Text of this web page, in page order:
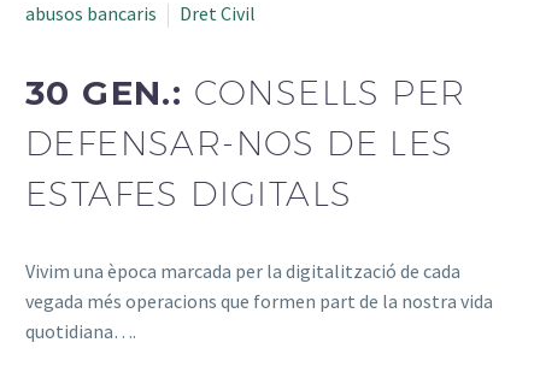
abusos bancaris
Dret Civil
30 GEN.: CONSELLS PER
DEFENSAR-NOS DE LES
ESTAFES DIGITALS
Vivim una època marcada per la digitalització de cada
vegada més operacions que formen part de la nostra vida
quotidiana….